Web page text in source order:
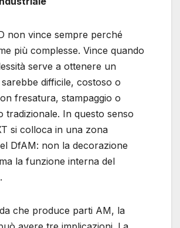
non vince sempre perché
più complesse. Vince quando
serve a ottenere un
difficile, costoso o
fresatura, stampaggio o
tradizionale. In questo senso
si colloca in una zona
DfAM: non la decorazione
la funzione interna del
che produce parti AM, la